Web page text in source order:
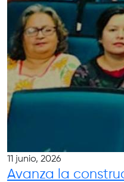
11 junio, 2026
Avanza la